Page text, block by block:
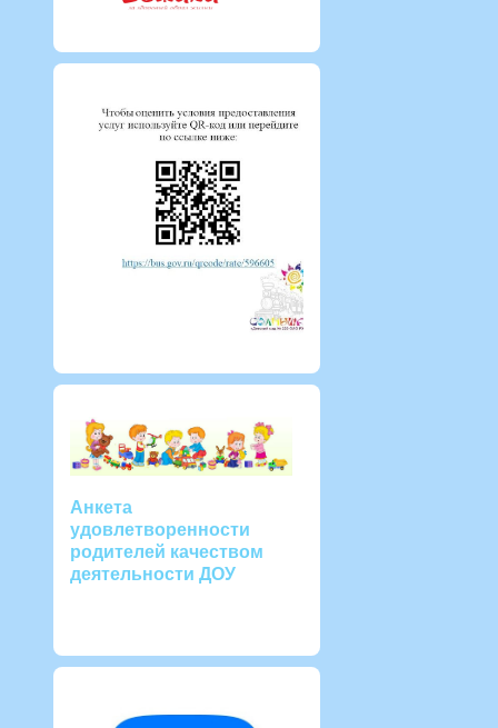
Анкета
удовлетворенности
родителей качеством
деятельности ДОУ